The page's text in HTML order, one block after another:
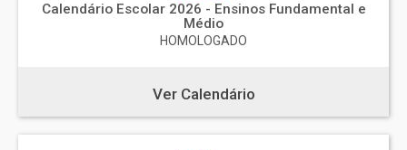
Calendário Escolar 2026 - Ensinos Fundamental e
Médio
HOMOLOGADO
Ver Calendário